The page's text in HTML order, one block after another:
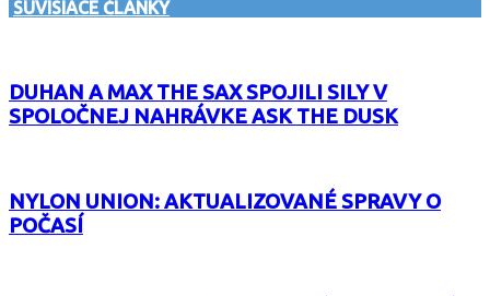
SÚVISIACE ČLÁNKY
DUHAN A MAX THE SAX SPOJILI SILY V
SPOLOČNEJ NAHRÁVKE ASK THE DUSK
NYLON UNION: AKTUALIZOVANÉ SPRAVY O
POČASÍ